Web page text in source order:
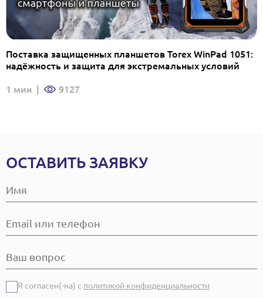
Поставка защищенных планшетов Torex WinPad 1051:
надёжность и защита для экстремальных условий
1 мин 9127
ОСТАВИТЬ ЗАЯВКУ
Я согласен(-на) с политикой конфиденциальности